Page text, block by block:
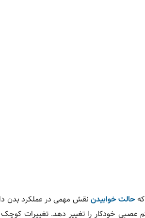
حالت خوابیدن نقش مهمی در عملکرد بدن
عصبی خودکار را تغییر دهد. تغییرات